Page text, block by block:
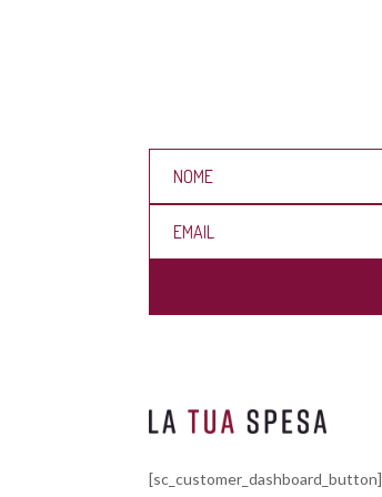
[sc_customer_dashboard_button]